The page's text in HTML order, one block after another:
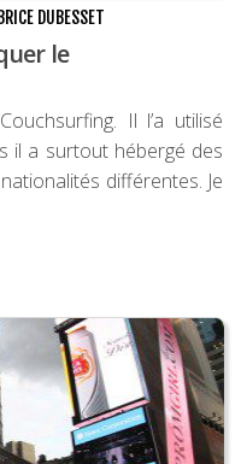
DUBESSET
le
Il l’a utilisé
il a surtout hébergé des
différentes. Je